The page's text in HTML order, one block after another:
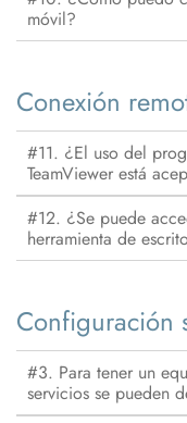
móvil?
Conexión
#11. ¿El uso del
TeamViewer está
#12. ¿Se puede
herramienta de
Configuración
#3. Para tener un
servicios se pueden